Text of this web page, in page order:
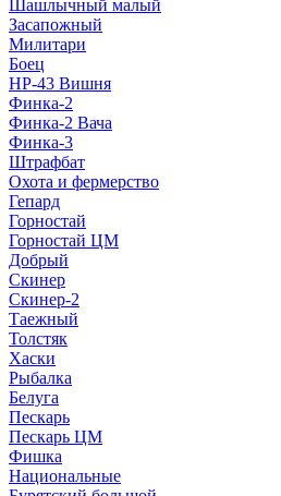
Шашлычный малый
Засапожный
Милитари
Боец
НР-43 Вишня
Финка-2
Финка-2 Вача
Финка-3
Штрафбат
Охота и фермерство
Гепард
Горностай
Горностай ЦМ
Добрый
Скинер
Скинер-2
Таежный
Толстяк
Хаски
Рыбалка
Белуга
Пескарь
Пескарь ЦМ
Фишка
Национальные